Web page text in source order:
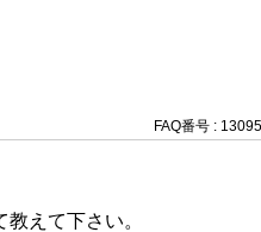
FAQ番号 : 13095
えて下さい。